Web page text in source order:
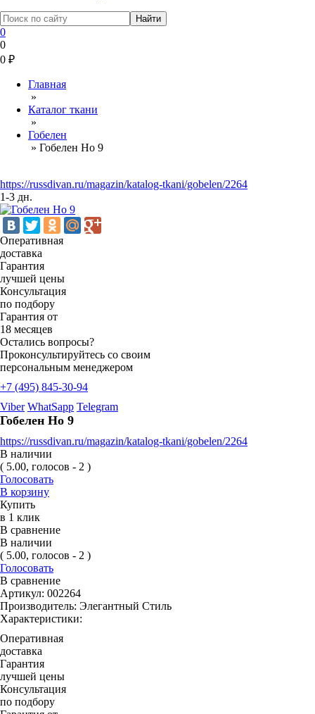
0
0
0 ₽
Главная
»
Каталог ткани
»
Гобелен
» Гобелен Но 9
https://russdivan.ru/magazin/katalog-tkani/gobelen/2264
1-3 дн.
Оперативная
доставка
Гарантия
лучшей цены
Консультация
по подбору
Гарантия от
18 месяцев
Остались вопросы?
Проконсультируйтесь со своим
персональным менеджером
+7 (495) 845-30-94
Viber WhatSapp Telegram
Гобелен Но 9
https://russdivan.ru/magazin/katalog-tkani/gobelen/2264
В наличии
( 5.00, голосов - 2 )
Голосовать
В корзину
Купить
в 1 клик
В сравнение
В наличии
( 5.00, голосов - 2 )
Голосовать
В сравнение
Артикул: 002264
Производитель: Элегантный Стиль
Характеристики:
Оперативная
доставка
Гарантия
лучшей цены
Консультация
по подбору